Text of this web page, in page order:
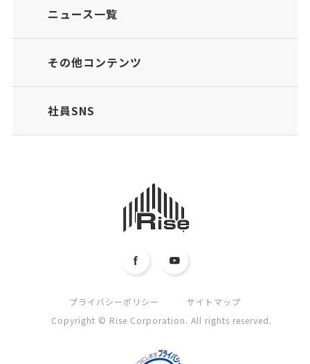
ニュース一覧
その他コンテンツ
社員SNS
プライバシーポリシー
サイトマップ
Copyright © Rise Corporation. All rights reserved.